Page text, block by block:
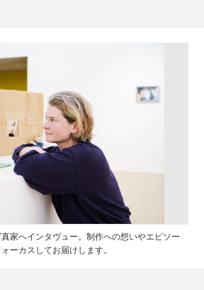
家へインタヴュー。制作への想いやエピソー
ーカスしてお届けします。